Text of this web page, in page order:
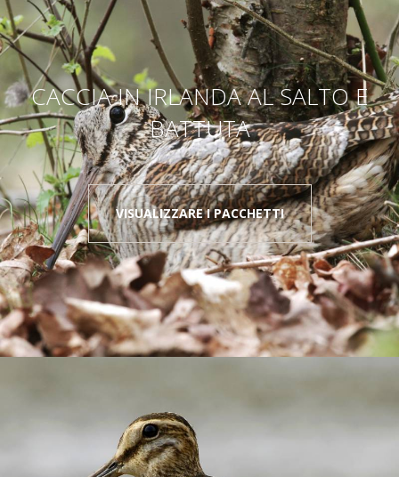
CACCIA IN IRLANDA AL SALTO E
BATTUTA
VISUALIZZARE I PACCHETTI